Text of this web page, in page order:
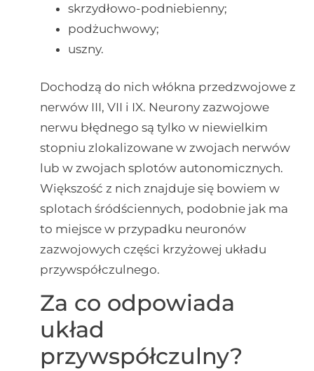
skrzydłowo-podniebienny;
podżuchwowy;
uszny.
Dochodzą do nich włókna przedzwojowe z
nerwów III, VII i IX. Neurony zazwojowe
nerwu błędnego są tylko w niewielkim
stopniu zlokalizowane w zwojach nerwów
lub w zwojach splotów autonomicznych.
Większość z nich znajduje się bowiem w
splotach śródściennych, podobnie jak ma
to miejsce w przypadku neuronów
zazwojowych części krzyżowej układu
przywspółczulnego.
Za co odpowiada
układ
przywspółczulny?